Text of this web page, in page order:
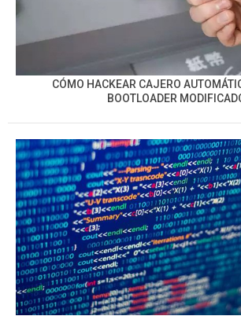
CÓMO HACKEAR CAJERO
BOOTLOADER